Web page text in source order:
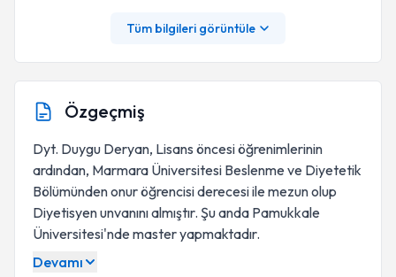
Tüm bilgileri görüntüle
Özgeçmiş
Dyt. Duygu Deryan, Lisans öncesi öğrenimlerinin
ardından, Marmara Üniversitesi Beslenme ve Diyetetik
Bölümünden onur öğrencisi derecesi ile mezun olup
Diyetisyen unvanını almıştır. Şu anda Pamukkale
Üniversitesi'nde master yapmaktadır.
Devamı